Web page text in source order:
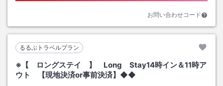
お問い合わせコード
るるぶトラベルプラン
※【 ロングステイ 】 Long Stay14時イン＆11時ア
ウト 【現地決済or事前決済】◆◆